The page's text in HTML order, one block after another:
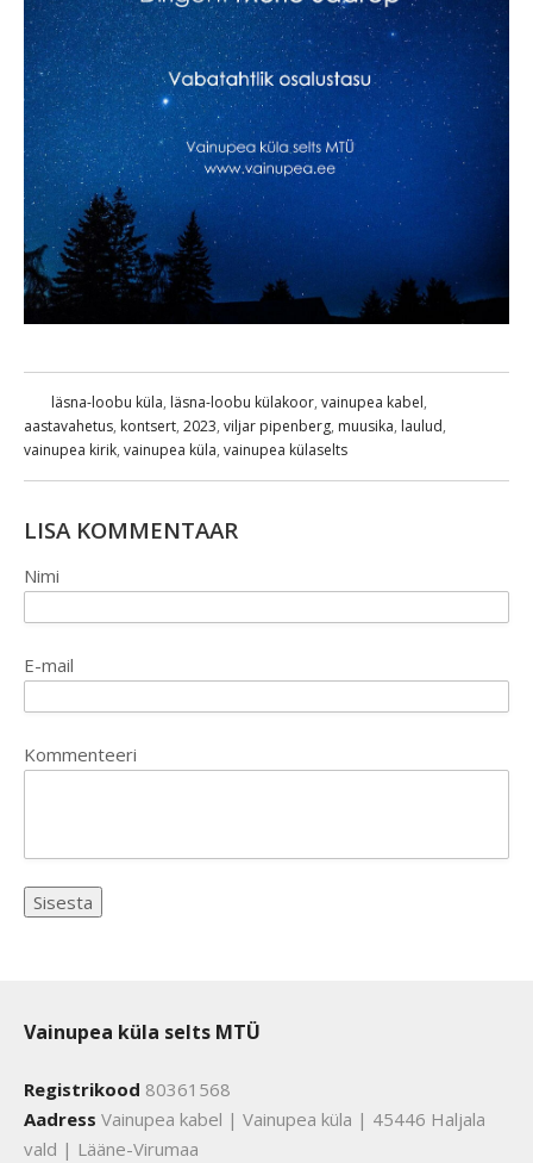
läsna-loobu küla, läsna-loobu külakoor, vainupea kabel,
aastavahetus, kontsert, 2023, viljar pipenberg, muusika, laulud,
vainupea kirik, vainupea küla, vainupea külaselts
LISA KOMMENTAAR
Nimi
E-mail
Kommenteeri
Vainupea küla selts MTÜ
Registrikood 80361568
Aadress Vainupea kabel | Vainupea küla | 45446 Haljala
vald | Lääne-Virumaa